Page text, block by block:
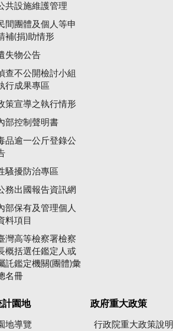
共設施維護管理
間團體及個人等申
補(捐)助情形
失物公告
查不公開檢討小組
行成果專區
策宣導之執行情形
部控制聲明書
品逾一公斤登錄公
騷擾防治專區
務出國報告資訊網
部保有及管理個人
料項目
灣高等檢察署檢察
概括選任鑑定人或
託鑑定機關(團體)彙
名冊
計園地
地導覽
政府重大政策
行政院重大政策說明